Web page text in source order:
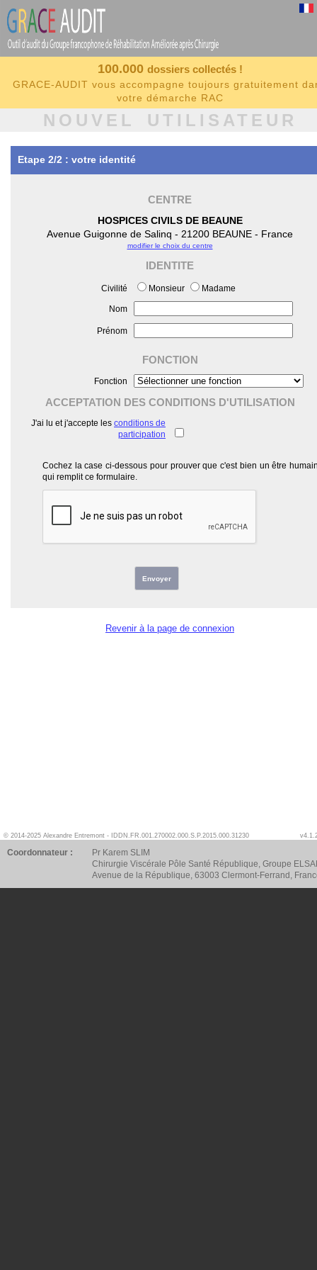
100.000 dossiers collectés !
GRACE-AUDIT vous accompagne toujours gratuitement
votre démarche RAC
NOUVEL UTILISATEUR
Etape 2/2 : votre identité
CENTRE
HOSPICES CIVILS DE BEAUNE
Avenue Guigonne de Salinq - 21200 BEAUNE - France
modifier le choix du centre
IDENTITE
Civilité Monsieur Madame
Nom
Prénom
FONCTION
Fonction
ACCEPTATION DES CONDITIONS D'UTILISATION
J'ai lu et j'accepte les conditions de
participation
Cochez la case ci-dessous pour prouver que c'est bien un être
qui remplit ce formulaire.
Envoyer
Revenir à la page de connexion
© 2014-2025 Alexandre Entremont - IDDN.FR.001.270002.000.S.P.2015.000.31230
Coordonnateur :
Pr Karem SLIM
Chirurgie Viscérale Pôle Santé République, Groupe
Avenue de la République, 63003 Clermont-Ferrand,